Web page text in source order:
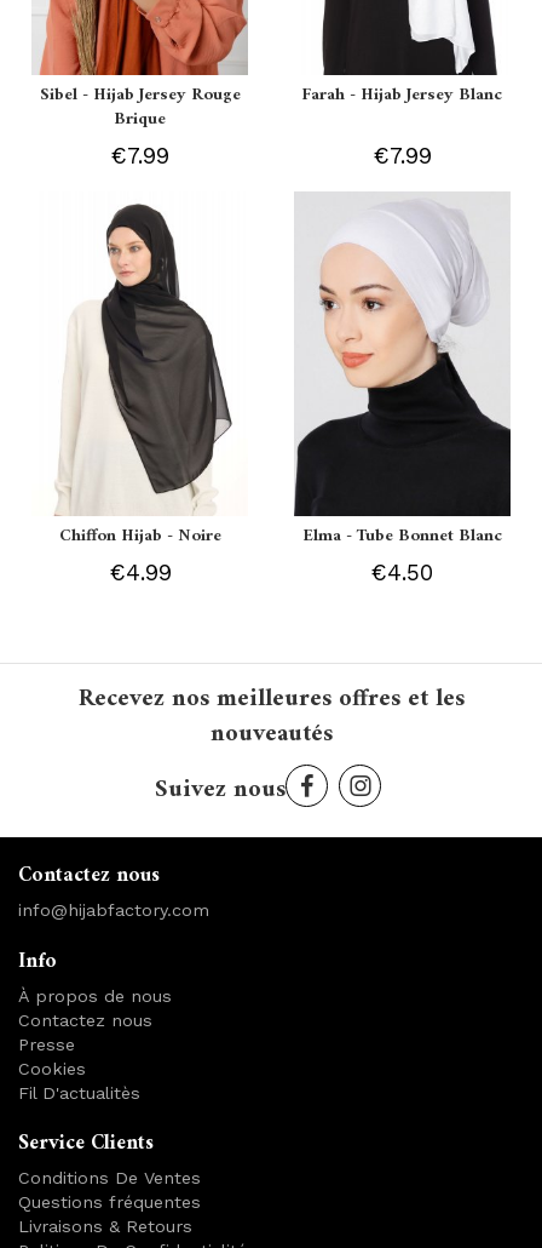
Sibel - Hijab Jersey Rouge
Brique
€7.99
Farah - Hijab Jersey Blanc
€7.99
Chiffon Hijab - Noire
€4.99
Elma - Tube Bonnet Blanc
€4.50
Recevez nos meilleures offres et les
nouveautés
Suivez nous
Contactez nous
info@hijabfactory.com
Info
À propos de nous
Contactez nous
Presse
Cookies
Fil D'actualitès
Service Clients
Conditions De Ventes
Questions fréquentes
Livraisons & Retours